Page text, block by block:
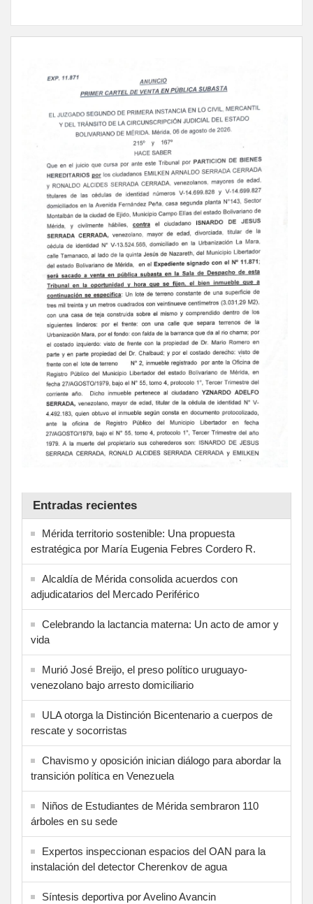
Entradas recientes
Mérida territorio sostenible: Una propuesta
estratégica por María Eugenia Febres Cordero R.
Alcaldía de Mérida consolida acuerdos con
adjudicatarios del Mercado Periférico
Celebrando la lactancia materna: Un acto de amor y
vida
Murió José Breijo, el preso político uruguayo-
venezolano bajo arresto domiciliario
ULA otorga la Distinción Bicentenario a cuerpos de
rescate y socorristas
Chavismo y oposición inician diálogo para abordar la
transición política en Venezuela
Niños de Estudiantes de Mérida sembraron 110
árboles en su sede
Expertos inspeccionan espacios del OAN para la
instalación del detector Cherenkov de agua
Síntesis deportiva por Avelino Avancin